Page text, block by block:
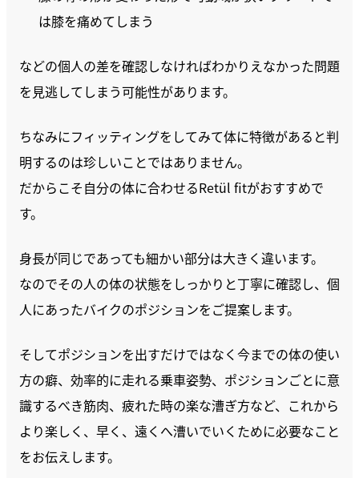
は膝を痛めてしまう
などの個人の差を確認しなければわかりえなかった問題
を見逃してしまう可能性があります。
ちなみにフィッティングをしてみて体に特徴があると判
明するのは珍しいことではありません。
だからこそ自分の体に合わせるRetül fitがおすすめで
す。
身長が同じであっても細かい部分は大きく違います。
なのでその人の体の状態をしっかりと丁寧に確認し、個
人にあったバイクのポジションをご提案します。
そしてポジションを出すだけではなく今までの体の使い
方の癖、効率的に走れる乗車姿勢、ポジションごとに意
識するべき筋肉、疲れた時の楽な漕ぎ方など、これから
より楽しく、早く、遠くへ漕いでいくために必要なこと
をお伝えします。